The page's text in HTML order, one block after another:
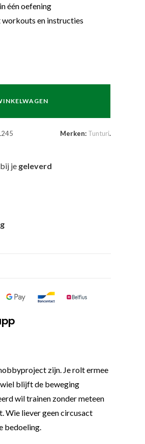
één oefening
en instructies
Merken: Tunturi.
je geleverd
zijn. Je rolt ermee
wiel blijft de beweging
wil trainen zonder meteen
Wie liever geen circusact
bedoeling.